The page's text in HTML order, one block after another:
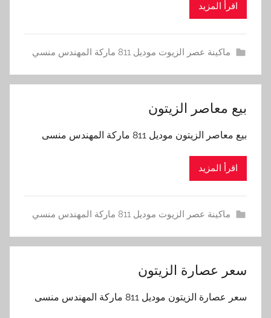
اقرأ المزيد
ماكينة عصر الزيوت موديل 811 ماركة المهندس منسي
بيع معاصر الزيتون
بيع معاصر الزيتون موديل 811 ماركة المهندس منسى
اقرأ المزيد
ماكينة عصر الزيوت موديل 811 ماركة المهندس منسي
سعر عصارة الزيتون
سعر عصارة الزيتون موديل 811 ماركة المهندس منسى